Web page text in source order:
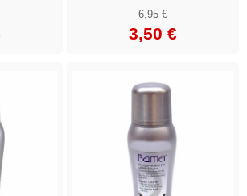
6,95 €
3,50 €